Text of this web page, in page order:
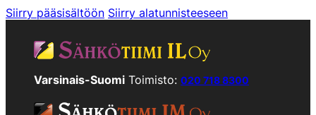
Siirry pääsisältöön Siirry alatunnisteeseen
Varsinais-Suomi Toimisto: 020 718 8300